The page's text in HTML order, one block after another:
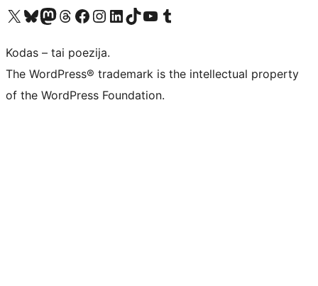
Visit our X (formerly Twitter) account
Apsilankykite mūsų Bluesky paskyroje
Visit our Mastodon account
Apsilankykite mūsų Threads paskyroje
Visit our Facebook page
Visit our Instagram account
Visit our LinkedIn account
Apsilankykite mūsų TikTok paskyroje
Visit our YouTube channel
Apsilankykite mūsų Tumblr paskyroje
Kodas – tai poezija.
The WordPress® trademark is the intellectual property
of the WordPress Foundation.